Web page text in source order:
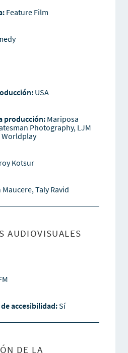
Feature Film
USA
producción: Mariposa
Photography, LJM
Worldplay
Kotsur
Taly Ravid
AUDIOVISUALES
accesibilidad:Sí
DE LA